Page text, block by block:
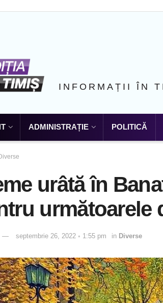
INFORMAȚII ÎN
ADMINISTRAȚIE POLITICĂ
urâtă în
următoarele
septembrie 26, 2022 ◦ 1:55 pm in Diverse